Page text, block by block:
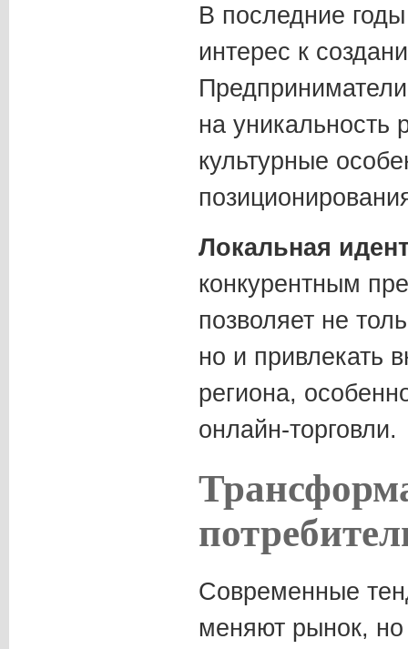
В последние
интерес к
на уникальность
культурные
Локальная
конкурентным
позволяет не
но и привлекать
региона,
онлайн-торговли.
Современные
меняют рынок, но